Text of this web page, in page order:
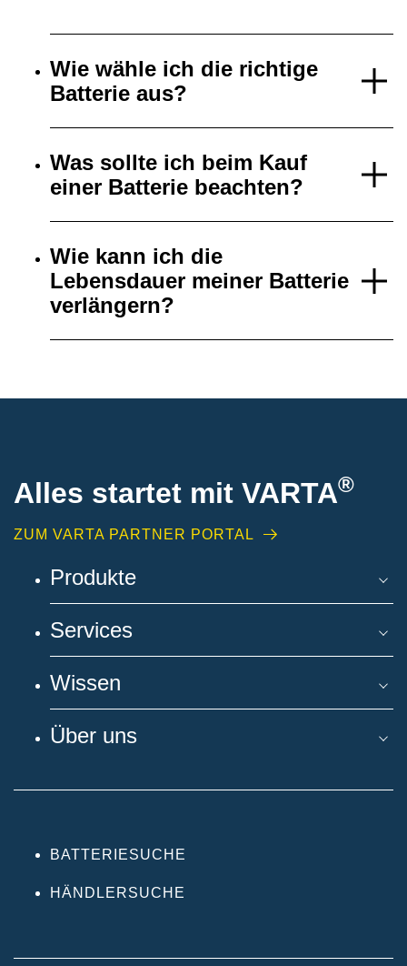
Wie wähle ich die richtige
Batterie aus?
Was sollte ich beim Kauf
einer Batterie beachten?
Wie kann ich die
Lebensdauer meiner Batterie
verlängern?
Alles startet mit VARTA®
ZUM VARTA PARTNER PORTAL
Produkte
Services
Wissen
Über uns
BATTERIESUCHE
HÄNDLERSUCHE